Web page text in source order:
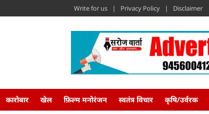
Write for us Privacy Policy Disclaimer
कारोबार खेल फ़िल्म मनोरंजन स्वतंत्र विचार कृषि/उर्वरक